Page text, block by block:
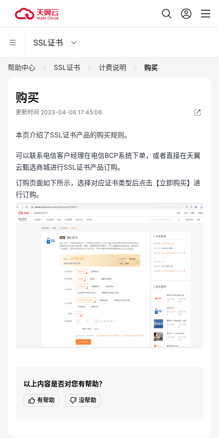
SSL证书
帮助中心 SSL证书 计费说明 购买
购买
更新时间 2023-04-06 17:45:06
本页介绍了SSL证书产品的购买规则。
可以联系电信客户经理在电信BCP系统下单，或者直接在天翼
云甄选商城进行SSL证书产品订购。
订购页面如下所示，选择对应证书类型后点击【立即购买】进
行订购。
以上内容是否对您有帮助？
有帮助 没帮助